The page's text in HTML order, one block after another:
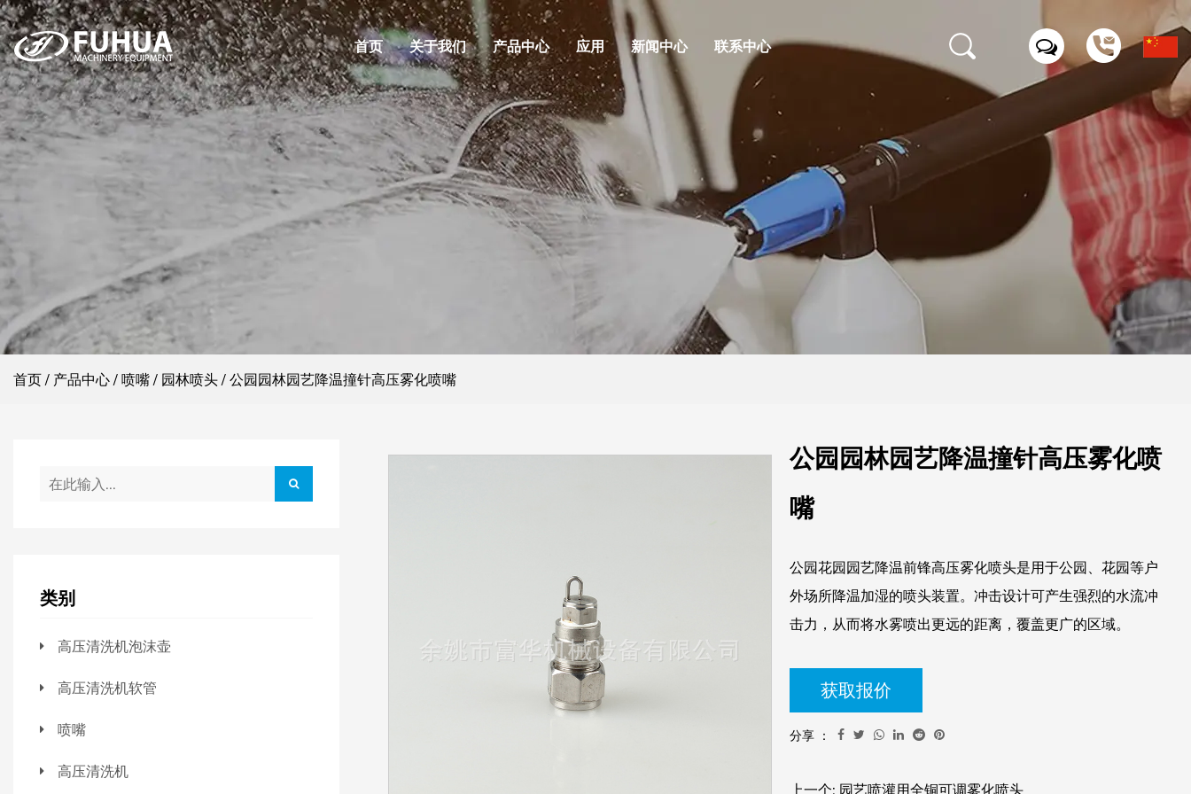
首页 关于我们 产品中心 应用 新闻中心 联系中心
首页 / 产品中心 / 喷嘴 / 园林喷头 / 公园园林园艺降温撞针高压雾化喷嘴
类别
高压清洗机泡沫壶
高压清洗机软管
喷嘴
高压清洗机
公园园林园艺降温撞针高压雾化喷
嘴
公园花园园艺降温前锋高压雾化喷头是用于公园、花园等户
外场所降温加湿的喷头装置。冲击设计可产生强烈的水流冲
击力，从而将水雾喷出更远的距离，覆盖更广的区域。
获取报价
分享 ：
上一个: 园艺喷灌用全铜可调雾化喷头